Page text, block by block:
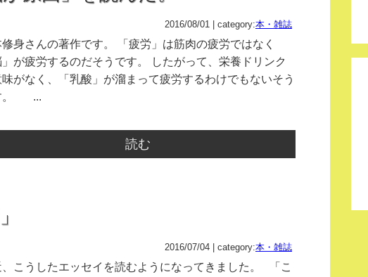
2016/08/01 | category:本・雑誌
身さんの著作です。 「疲労」は筋肉の疲労ではなく
」が疲労するのだそうです。 したがって、栄養ドリンク
味がなく、「乳酸」が溜まって疲労するわけでもないそう
。 ...
読む
2016/07/04 | category:本・雑誌
こうしたエッセイを読むようになってきました。 「こ